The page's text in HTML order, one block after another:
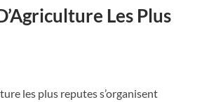
Les Plus
les plus reputes s’organisent